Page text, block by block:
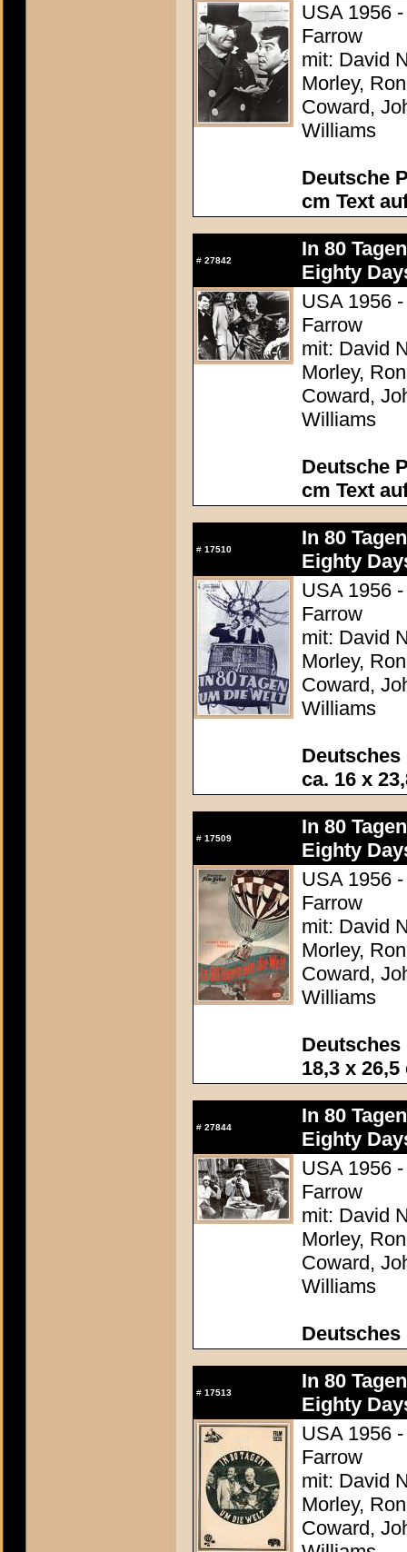
USA 1956
Farrow
mit: David
Morley,
Coward,
Williams
Deutsche
cm Text
# 27842
In 80
Eighty
USA 1956
Farrow
mit: David
Morley,
Coward,
Williams
Deutsche
cm Text
# 17510
In 80
Eighty
USA 1956
Farrow
mit: David
Morley,
Coward,
Williams
ca. 16 x
# 17509
In 80
Eighty
USA 1956
Farrow
mit: David
Morley,
Coward,
Williams
18,3 x 26,5
# 27844
In 80
Eighty
USA 1956
Farrow
mit: David
Morley,
Coward,
Williams
# 17513
In 80
Eighty
USA 1956
Farrow
mit: David
Morley,
Coward,